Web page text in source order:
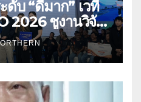
ดับ “ดีมาก” เวที
2026 ชูงานวิจัย
นวัตกรรมสู่เชิง